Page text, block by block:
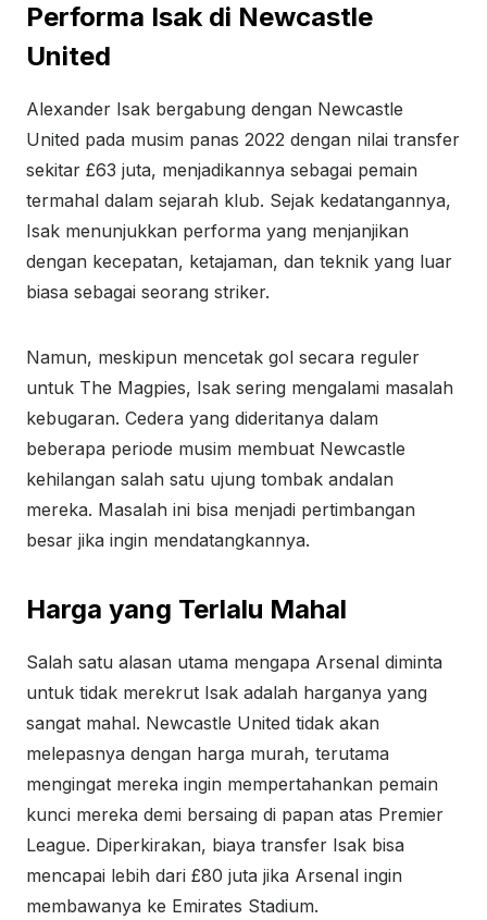
Performa Isak di Newcastle
United
Alexander Isak bergabung dengan Newcastle
United pada musim panas 2022 dengan nilai transfer
sekitar £63 juta, menjadikannya sebagai pemain
termahal dalam sejarah klub. Sejak kedatangannya,
Isak menunjukkan performa yang menjanjikan
dengan kecepatan, ketajaman, dan teknik yang luar
biasa sebagai seorang striker.
Namun, meskipun mencetak gol secara reguler
untuk The Magpies, Isak sering mengalami masalah
kebugaran. Cedera yang dideritanya dalam
beberapa periode musim membuat Newcastle
kehilangan salah satu ujung tombak andalan
mereka. Masalah ini bisa menjadi pertimbangan
besar jika ingin mendatangkannya.
Harga yang Terlalu Mahal
Salah satu alasan utama mengapa Arsenal diminta
untuk tidak merekrut Isak adalah harganya yang
sangat mahal. Newcastle United tidak akan
melepasnya dengan harga murah, terutama
mengingat mereka ingin mempertahankan pemain
kunci mereka demi bersaing di papan atas Premier
League. Diperkirakan, biaya transfer Isak bisa
mencapai lebih dari £80 juta jika Arsenal ingin
membawanya ke Emirates Stadium.